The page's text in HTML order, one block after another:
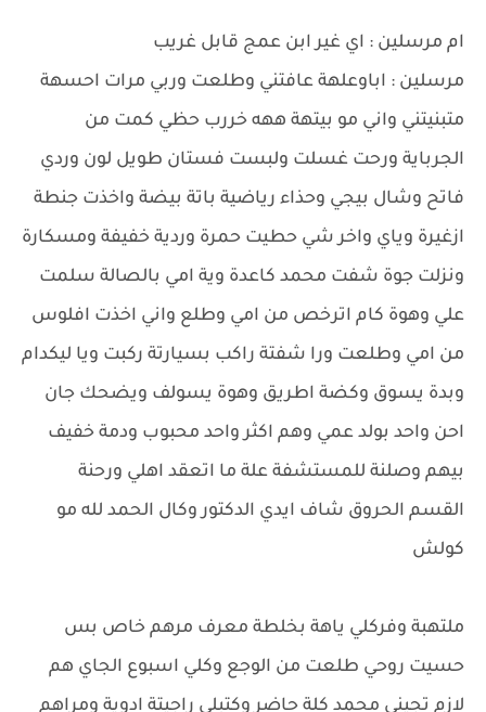
ام مرسلين : اي غير ابن عمج قابل غريب
مرسلين : اباوعلهة عافتني وطلعت وربي مرات احسهة
متبنيتني واني مو بيتهة ههه خررب حظي كمت من
الجرباية ورحت غسلت ولبست فستان طويل لون وردي
فاتح وشال بيجي وحذاء رياضية باتة بيضة واخذت جنطة
ازغيرة وياي واخر شي حطيت حمرة وردية خفيفة ومسكارة
ونزلت جوة شفت محمد كاعدة وية امي بالصالة سلمت
علي وهوة كام اترخص من امي وطلع واني اخذت افلوس
من امي وطلعت ورا شفتة راكب بسيارتة ركبت ويا ليكدام
وبدة يسوق وكضة اطريق وهوة يسولف ويضحك جان
احن واحد بولد عمي وهم اكثر واحد محبوب ودمة خفيف
بيهم وصلنة للمستشفة علة ما اتعقد اهلي ورحنة
القسم الحروق شاف ايدي الدكتور وكال الحمد لله مو
كولش
ملتهبة وفركلي ياهة بخلطة معرف مرهم خاص بس
حسيت روحي طلعت من الوجع وكلي اسبوع الجاي هم
لازم تجيني محمد كلة حاضر وكتبلي راجيتة ادوية ومراهم